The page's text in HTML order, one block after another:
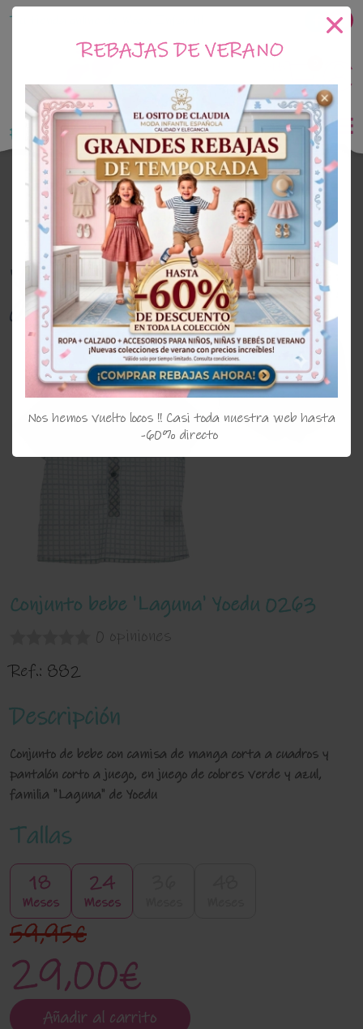
El Osito de Claudia
Tu tienda online de Moda Infantil
0€
Outlet Niño
OUTLET
52%
Conjunto bebe 'Laguna' Yoedu 0263
0 opiniones
Ref.: 882
Descripción
Conjunto de bebe con camisa de manga corta a cuadros y
pantalón corto a juego, en juego de colores verde y azul,
familia "Laguna" de Yoedu
Tallas
18
Meses
24
Meses
29,00€
59,95€
Añadir al carrito
REBAJAS DE VERANO
Nos hemos vuelto locos !! Casi toda nuestra web hasta
-60% directo